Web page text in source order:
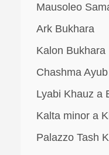
Mausoleo
Ark Bukhara
Kalon Bukhara
Chashma
Lyabi Khauz a
Kalta minor a
Palazzo Tash